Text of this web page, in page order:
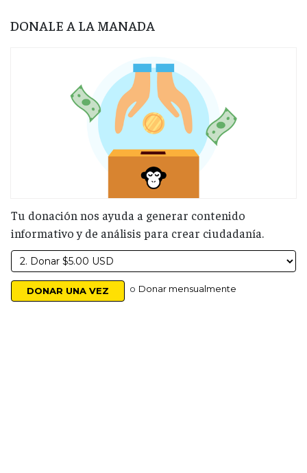
DONALE A LA MANADA
Tu donación nos ayuda a generar contenido
informativo y de análisis para crear ciudadanía.
o Donar mensualmente